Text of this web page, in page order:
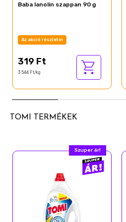
Baba lanolin szappan 90 g
Az akció részletei
319 Ft
3 544 Ft/kg
TOMI TERMÉKEK
Szuper ár!